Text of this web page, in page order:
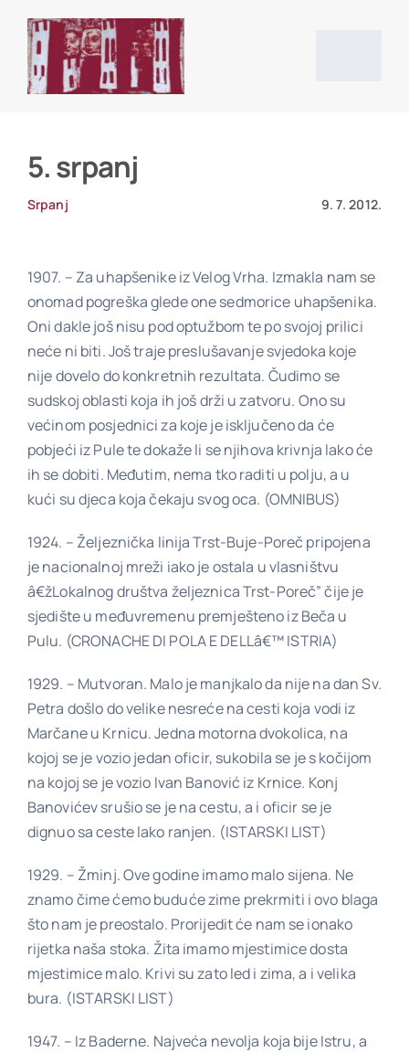
content
O društvu
Projekti
Povijesni izvori i literatura
Poveznice
Kontakt
5. srpanj
Srpanj 9. 7. 2012.
1907. – Za uhapšenike iz Velog Vrha. Izmakla nam se
onomad pogreška glede one sedmorice uhapšenika.
Oni dakle još nisu pod optužbom te po svojoj prilici
neće ni biti. Još traje preslušavanje svjedoka koje
nije dovelo do konkretnih rezultata. Čudimo se
sudskoj oblasti koja ih još drži u zatvoru. Ono su
većinom posjednici za koje je isključeno da će
pobjeći iz Pule te dokaže li se njihova krivnja lako će
ih se dobiti. Međutim, nema tko raditi u polju, a u
kući su djeca koja čekaju svog oca. (OMNIBUS)
1924. – Željeznička linija Trst-Buje-Poreč pripojena
je nacionalnoj mreži iako je ostala u vlasništvu
â€žLokalnog društva željeznica Trst-Poreč” čije je
sjedište u međuvremenu premješteno iz Beča u
Pulu. (CRONACHE DI POLA E DELLâ€™ ISTRIA)
1929. – Mutvoran. Malo je manjkalo da nije na dan Sv.
Petra došlo do velike nesreće na cesti koja vodi iz
Marčane u Krnicu. Jedna motorna dvokolica, na
kojoj se je vozio jedan oficir, sukobila se je s kočijom
na kojoj se je vozio Ivan Banović iz Krnice. Konj
Banovićev srušio se je na cestu, a i oficir se je
dignuo sa ceste lako ranjen. (ISTARSKI LIST)
1929. – Žminj. Ove godine imamo malo sijena. Ne
znamo čime ćemo buduće zime prekrmiti i ovo blaga
što nam je preostalo. Prorijedit će nam se ionako
rijetka naša stoka. Žita imamo mjestimice dosta
mjestimice malo. Krivi su zato led i zima, a i velika
bura. (ISTARSKI LIST)
1947. – Iz Baderne. Najveća nevolja koja bije Istru, a